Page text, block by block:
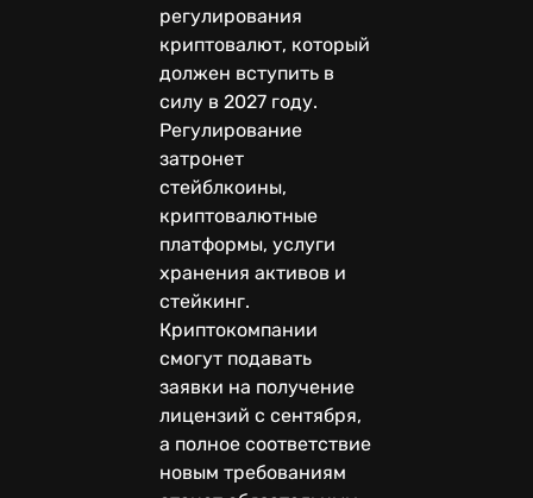
регулирования
криптовалют, который
должен вступить в
силу в 2027 году.
Регулирование
затронет
стейблкоины,
криптовалютные
платформы, услуги
хранения активов и
стейкинг.
Криптокомпании
смогут подавать
заявки на получение
лицензий с сентября,
а полное соответствие
новым требованиям